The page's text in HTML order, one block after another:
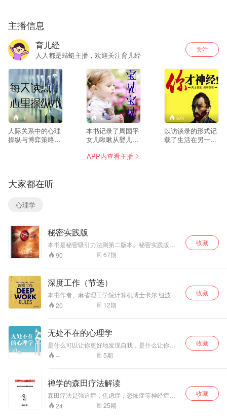
主播信息
育儿经
人人都是蜻蜓主播，欢迎关注育儿经
关注
23
人际关系中的心理
操纵与博弈策略。
一场的心理博弈。
谁能看穿对方，看
自己，迷惑对手；
用正确的心理策
略，谁就能在人际
交往中占据有利位
置。心理操纵术是
对他人心理进行洞
问，它能让你了解
最有趣的心理战
术，让你明白最基
本的策略思维，让
你掌握最实用的博
46
本书记录了周国平
女儿啾啾从婴儿到
欢乐与忧愁。既有
围人的爱，教会孩
子如何快乐地学
习、健康地生长。
623
以访谈录的形式记
载了生活在另一个
APP内查看主播
大家都在听
心理学
秘密实践版
本书是秘密吸引力法则第二版本。秘密实践版！
听完本书，听懂本书，你会成为你想成为的人！
你会得到你想要的一切！前提是 ：你必须像佛教
怕丝毫的怀疑！相信相信的力量！
90 67期
收藏
深度工作（节选）
本书作者、麻省理工学院计算机博士卡尔·纽波
特，创立的“深度工作”概念，其含义为在无干扰的
状态下进行专注的职业活动，使个人的认知能力
将人们从技术垄断导致的精神异化状态中解救出
来的良药。
20 12期
收藏
无处不在的心理学
是什么可以让你更好地发现自我，是什么让你展
现出与众不同的A型特质，是什么可以帮助你不要
荒岛般地生活？本课程由南开大学管健副教授讲
-- 5期
收藏
禅学的森田疗法解读
森田疗法是强迫症，焦虑症，恐怖症等神经症的
特效心理疗法，顺其自然的，为所当为的理论和
我国的佛学有很多共同的地方，本书是森田疗法
24 25期
收藏